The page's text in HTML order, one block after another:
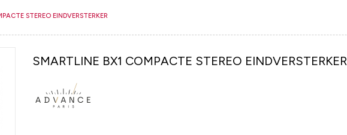
STEREO EINDVERSTERKER
SMARTLINE BX1 COMPACTE STEREO EINDVERSTERKER